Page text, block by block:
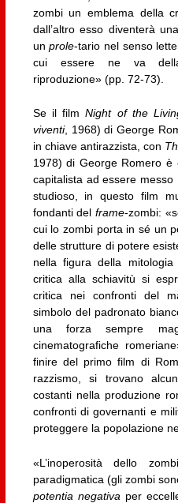
zombi un emblema della
dall’altro esso diventerà
unprole-tario nel senso
cui essere ne va
riproduzione» (pp. 72-73).
Se il filmNight of the
viventi, 1968) di George
in chiave antirazzista, con
1978) di George Romero è
capitalista ad essere
studioso, in questo film
fondanti delframe-zombi:
cui lo zombi porta in sé un
delle strutture di potere
nella figura della
critica alla schiavitù si
critica nei confronti del
simbolo del padronato
una forza sempre
cinematografiche
finire del primo film di
razzismo, si trovano
costanti nella produzione
confronti di governanti e
proteggere la popolazione
«L’inoperosità dello
paradigmatica (gli zombi
potentia negativa per